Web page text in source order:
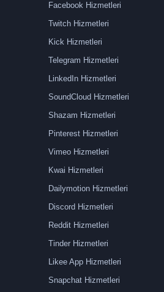
Facebook Hizmetleri
Twitch Hizmetleri
Kick Hizmetleri
Telegram Hizmetleri
LinkedIn Hizmetleri
SoundCloud Hizmetleri
Shazam Hizmetleri
Pinterest Hizmetleri
Vimeo Hizmetleri
Kwai Hizmetleri
Dailymotion Hizmetleri
Discord Hizmetleri
Reddit Hizmetleri
Tinder Hizmetleri
Likee App Hizmetleri
Snapchat Hizmetleri